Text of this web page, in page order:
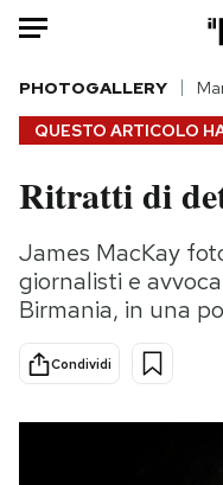
HOME
Italia
Politica
Tecnologia
Scienza
QUESTO ARTICOLO
PHOTOGALLERY
Ritratti di
James MacKay
giornalisti e
Birmania, in una
Condividi